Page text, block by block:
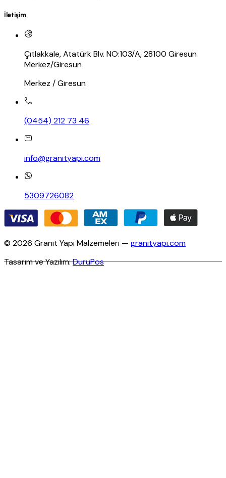
İletişim
Çıtlakkale, Atatürk Blv. NO:103/A, 28100 Giresun
Merkez/Giresun
Merkez / Giresun
(0454) 212 73 46
info@granityapi.com
5309726082
© 2026 Granit Yapı Malzemeleri — granityapi.com
Tasarım ve Yazılım:DuruPos